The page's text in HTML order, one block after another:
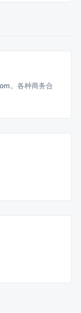
。各种商务合